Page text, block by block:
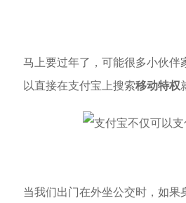
马上要过年了，可能很多小伙伴
以直接在支付宝上搜索移动特权
当我们出门在外坐公交时，如